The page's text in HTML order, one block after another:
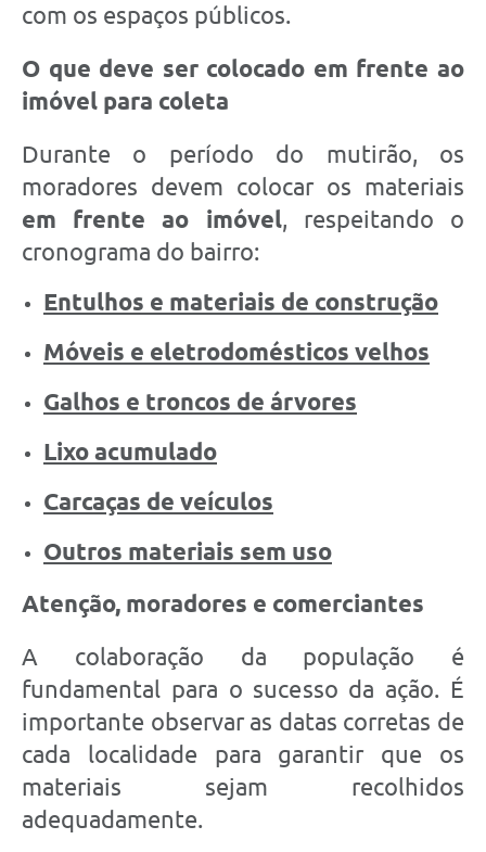
com os espaços públicos.
O que deve ser colocado em frente ao
imóvel para coleta
Durante o período do mutirão, os
moradores devem colocar os materiais
em frente ao imóvel, respeitando o
cronograma do bairro:
Entulhos e materiais de construção
Móveis e eletrodomésticos velhos
Galhos e troncos de árvores
Lixo acumulado
Carcaças de veículos
Outros materiais sem uso
Atenção, moradores e comerciantes
A colaboração da população é
fundamental para o sucesso da ação. É
importante observar as datas corretas de
cada localidade para garantir que os
materiais sejam recolhidos
adequadamente.